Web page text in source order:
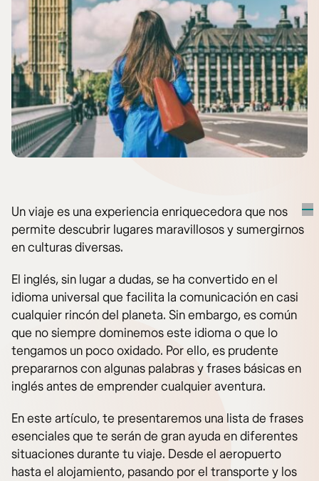
Un viaje es una experiencia enriquecedora que nos
permite descubrir lugares maravillosos y sumergirnos
en culturas diversas.
El inglés, sin lugar a dudas, se ha convertido en el
idioma universal que facilita la comunicación en casi
cualquier rincón del planeta. Sin embargo, es común
que no siempre dominemos este idioma o que lo
tengamos un poco oxidado. Por ello, es prudente
prepararnos con algunas palabras y frases básicas en
inglés antes de emprender cualquier aventura.
En este artículo, te presentaremos una lista de frases
esenciales que te serán de gran ayuda en diferentes
situaciones durante tu viaje. Desde el aeropuerto
hasta el alojamiento, pasando por el transporte y los